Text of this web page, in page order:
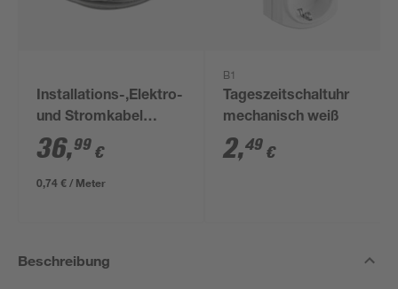
Installations-,Elektro-
und Stromkabel
NYM-J 3x1,5mm² 50
m
36,99 €
0,74 € / Meter
B1
Tageszeitschaltuhr
mechanisch weiß
2,49 €
Beschreibung